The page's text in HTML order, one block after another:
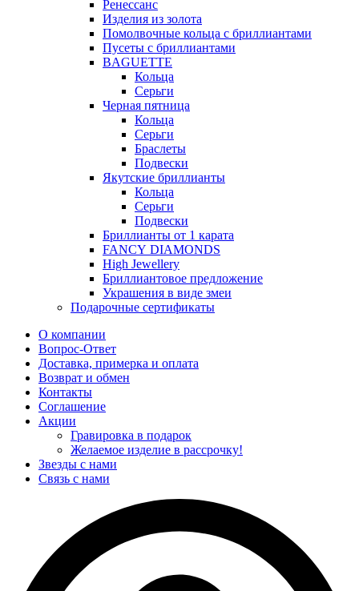
Ренессанс
Изделия из золота
Помолвочные кольца с бриллиантами
Пусеты с бриллиантами
BAGUETTE
Кольца
Серьги
Черная пятница
Кольца
Серьги
Браслеты
Подвески
Якутские бриллианты
Кольца
Серьги
Подвески
Бриллианты от 1 карата
FANCY DIAMONDS
High Jewellery
Бриллиантовое предложение
Украшения в виде змеи
Подарочные сертификаты
О компании
Вопрос-Ответ
Доставка, примерка и оплата
Возврат и обмен
Контакты
Соглашение
Акции
Гравировка в подарок
Желаемое изделие в рассрочку!
Звезды с нами
Связь с нами